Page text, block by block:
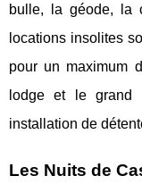
bulle, la géode, la
locations insolites
pour un maximum
lodge et le grand
installation de
Les Nuits de